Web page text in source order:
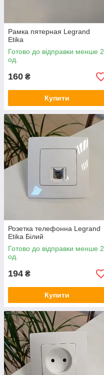
Рамка пятерная Legrand
Etika
Готово до відправки менше 2
од.
160 ₴
Купити
Розетка телефонна Legrand
Etika Білий
Готово до відправки менше 2
од.
194 ₴
Купити